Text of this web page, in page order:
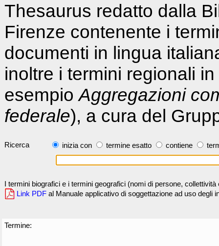
Thesaurus redatto dalla
Firenze contenente i
documenti in lingua
inoltre i termini regionali
esempioAggregazioni
federale), a cura del
Ricerca inizia con termine esatto contiene
I termini biografici e i termini geografici (nomi di persone,
Link PDF al Manuale applicativo di soggettazione ad uso degli
Termine: